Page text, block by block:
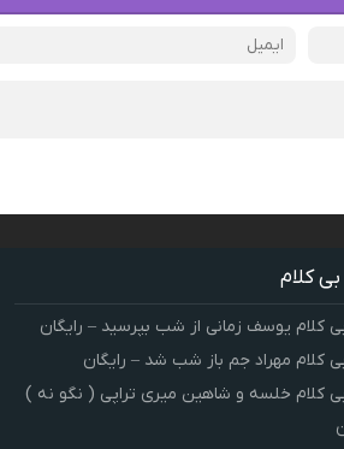
کلام
کلام یوسف زمانی از شب بپرسید – رایگان
کلام مهراد جم باز شب شد – رایگان
کلام خلسه و شاهین میری تراپی ( نگو نه )